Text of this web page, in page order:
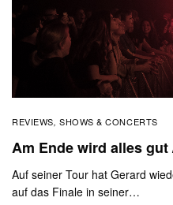
REVIEWS, SHOWS & CONCERTS
Am Ende wird alles gut
Auf seiner Tour hat Gerard
auf das Finale in seiner…